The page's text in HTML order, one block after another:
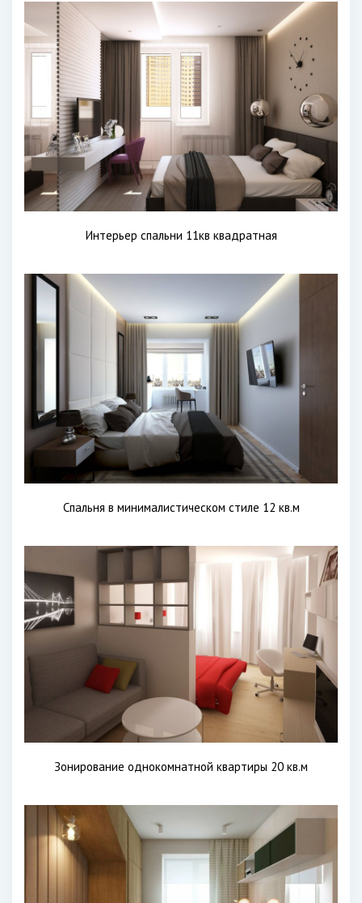
Интерьер спальни 11кв квадратная
Спальня в минималистическом стиле 12 кв.м
Зонирование однокомнатной квартиры 20 кв.м